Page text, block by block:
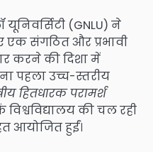
(GNLU) ने
एक संगठित और प्रभावी
करने की दिशा में
पहला उच्च-स्तरीय
हितधारक परामर्श
की चल रही
आयोजित हुईं।